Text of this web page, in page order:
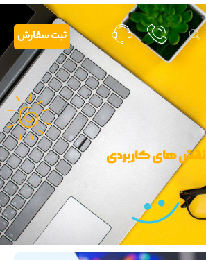
ثبت سفارش
نقش های کاربردی